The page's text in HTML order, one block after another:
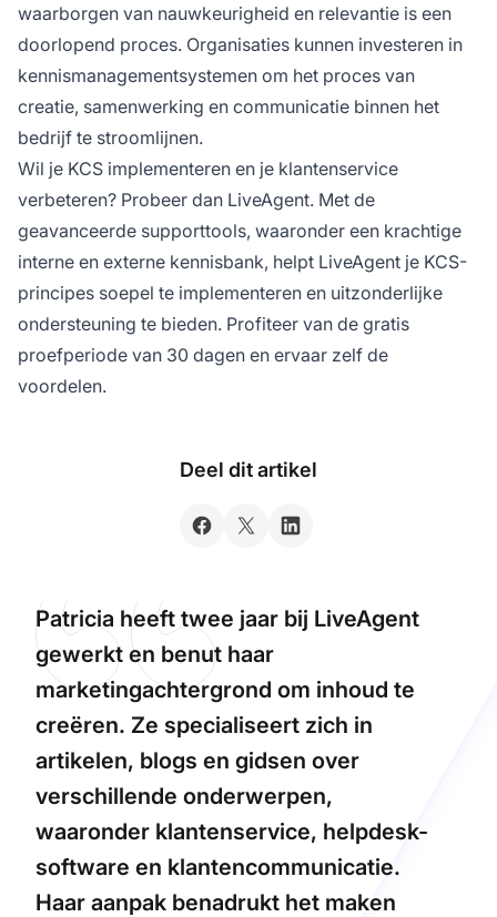
waarborgen van nauwkeurigheid en relevantie is een
doorlopend proces. Organisaties kunnen investeren in
kennismanagementsystemen om het proces van
creatie, samenwerking en communicatie binnen het
bedrijf te stroomlijnen.
Wil je KCS implementeren en je klantenservice
verbeteren? Probeer dan LiveAgent. Met de
geavanceerde supporttools, waaronder een krachtige
interne en externe kennisbank, helpt LiveAgent je KCS-
principes soepel te implementeren en uitzonderlijke
ondersteuning te bieden. Profiteer van de gratis
proefperiode van 30 dagen en ervaar zelf de
voordelen.
Deel dit artikel
Patricia heeft twee jaar bij LiveAgent
gewerkt en benut haar
marketingachtergrond om inhoud te
creëren. Ze specialiseert zich in
artikelen, blogs en gidsen over
verschillende onderwerpen,
waaronder klantenservice, helpdesk-
software en klantencommunicatie.
Haar aanpak benadrukt het maken